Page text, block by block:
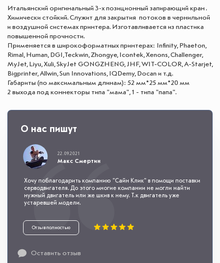
Итальянский оригинальный 3-х позиционный запирающий кран .
Химически стойкий. Служит для закрытия потоков в чернильной
и воздушной системах принтера. Изготавливается из пластика
повышенной прочности.
Применяется в широкоформатных принтерах: Infinity, Phaeton,
Rimal, Human, DGI,Teckwin, Zhongye, Icontek, Xenons, Challenger,
MyJet, Liyu, Xuli, SkyJet GONGZHENG, JHF, WIT-COLOR, A-Starjet,
Bigprinter, Allwin, Sun Innovations, IQDemy, Docan и т.д.
Габариты (по максимальным длинам): 52 мм*25 мм*20 мм
2 выхода под коннекторы типа "мама", 1 - типа "папа".
О нас пишут
Оставить отзыв
22.09.2021
Макс Смертин
Хочу поблагодарить компанию "Сайн Клик" в помощи поставки
серводвигателя. До этого многие компании не могли найти
нужный двигатель или же шкив к нему. Т.к двигатель уже
устаревшей модели.
Отзыв полностью